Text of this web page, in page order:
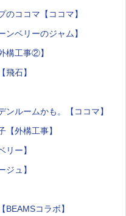
ココマ【ココマ】
ベリーのジャム】
構工事②】
石】
ルームかも。【ココマ】
外構工事】
ー】
ュ】
コラボ】